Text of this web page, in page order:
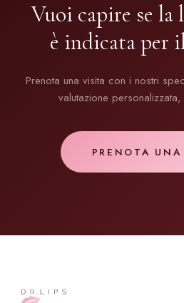
Vuoi capire se la
è indicata per
Prenota una visita con i nostri
valutazione
PRENOTA